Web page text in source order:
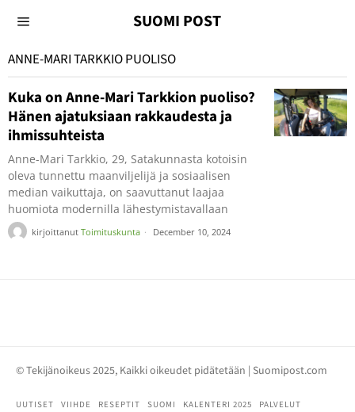
SUOMI POST
ANNE-MARI TARKKIO PUOLISO
Kuka on Anne-Mari Tarkkion puoliso?
Hänen ajatuksiaan rakkaudesta ja
ihmissuhteista
Anne-Mari Tarkkio, 29, Satakunnasta kotoisin
oleva tunnettu maanviljelijä ja sosiaalisen
median vaikuttaja, on saavuttanut laajaa
huomiota modernilla lähestymistavallaan
kirjoittanut Toimituskunta December 10, 2024
© Tekijänoikeus 2025, Kaikki oikeudet pidätetään | Suomipost.com
UUTISET VIIHDE RESEPTIT SUOMI KALENTERI 2025 PALVELUT